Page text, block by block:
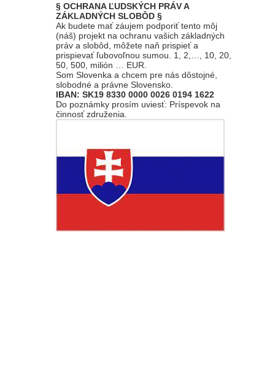
§ OCHRANA ĽUDSKÝCH PRÁV A
ZÁKLADNÝCH SLOBÔD §
Ak budete mať záujem podporiť tento môj
(náš) projekt na ochranu vašich základných
práv a slobôd, môžete naň prispieť a
prispievať ľubovoľnou sumou. 1, 2,…, 10, 20,
50, 500, milión … EUR.
Som Slovenka a chcem pre nás dôstojné,
slobodné a právne Slovensko.
IBAN: SK19 8330 0000 0026 0194 1622
Do poznámky prosím uviesť: Príspevok na
činnosť združenia.